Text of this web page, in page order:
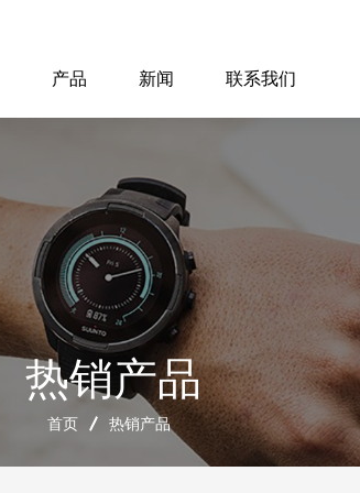
产品 新闻 联系我们
热销产品
首页 热销产品